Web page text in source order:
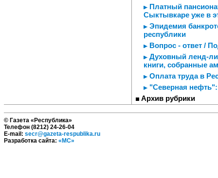
Платный
Сыктывкаре уже в
Эпидемия
республики
Вопрос - ответ /
Духовный ленд-
книги, собранные
Оплата труда в
"Северная нефть":
Архив рубрики
© Газета «Республика»
Телефон (8212) 24-26-04
E-mail: secr@gazeta-respublika.ru
Разработка сайта: «МС»